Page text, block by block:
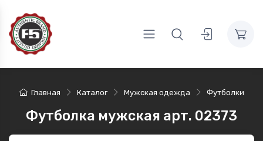
Главная Каталог Мужская одежда Футболки
Футболка мужская арт. 02373